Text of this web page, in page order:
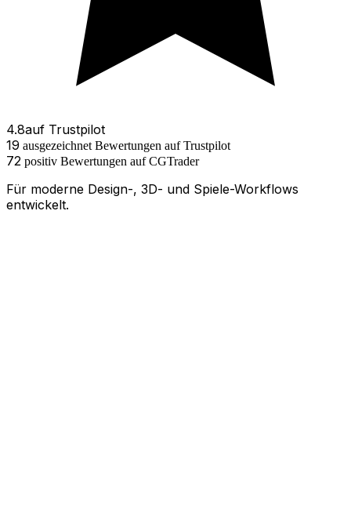
4.8auf Trustpilot
19 ausgezeichnet Bewertungen auf Trustpilot
72 positiv Bewertungen auf CGTrader
Für moderne Design-, 3D- und Spiele-Workflows
entwickelt.